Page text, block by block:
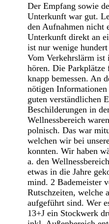
Der Empfang sowie
Unterkunft war gut.
den Aufnahmen nicht
Unterkunft direkt an
ist nur wenige
Vom Verkehrslärm ist
hören. Die Parkplätze
knapp bemessen. An
nötigen
guten verständlichen
Beschilderungen in
Wellnessbereich
polnisch. Das war
welchen wir bei
konnten. Wir haben
a. den
etwas in die Jahre
mind. 2 Bademeister
Rutschzeiten, welche
aufgeführt sind. Wer
13+J ein Stockwerk